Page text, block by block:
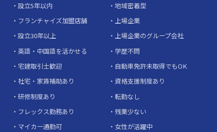
設立5年以内
地域密着型
フランチャイズ加盟店舗
上場企業
設立30年以上
上場企業のグループ会社
英語・中国語を活かせる
学歴不問
宅建取引士歓迎
自動車免許未取得でもOK
社宅・家賃補助あり
資格支援制度あり
研修制度あり
転勤なし
フレックス勤務あり
残業少ない
マイカー通勤可
女性が活躍中